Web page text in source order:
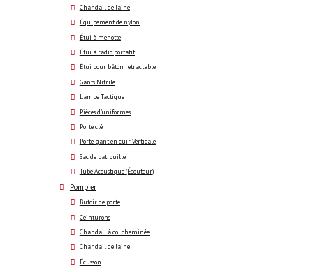
Chandail de laine
Équipement de nylon
Étui à menotte
Étui à radio portatif
Étui pour bâton retractable
Gants Nitrile
Lampe Tactique
Pièces d'uniformes
Porte clé
Porte-gant en cuir Verticale
Sac de patrouille
Tube Acoustique (Écouteur)
Pompier
Butoir de porte
Ceinturons
Chandail à col cheminée
Chandail de laine
Écusson